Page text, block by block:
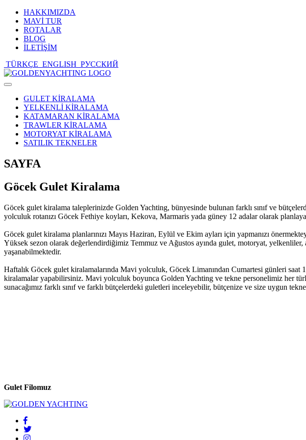
HAKKIMIZDA
MAVİ TUR
ROTALAR
BLOG
İLETİŞİM
TÜRKÇE ENGLISH РУССКИЙ
Toggle
navigationGULET KİRALAMA
YELKENLİ KİRALAMA
KATAMARAN KİRALAMA
TRAWLER KİRALAMA
MOTORYAT KİRALAMA
SATILIK TEKNELER
SAYFA
Göcek Gulet Kiralama
Göcek gulet kiralama taleplerinizde Golden Yachting, bünyesinde bulunan farklı sınıf ve
yolculuk rotanızı Göcek Fethiye koyları, Kekova, Marmaris yada güney 12 adalar olarak
Göcek gulet kiralama planlarınızı Mayıs Haziran, Eylül ve Ekim ayları için yapmanızı
Yüksek sezon olarak değerlendirdiğimiz Temmuz ve Ağustos ayında gulet, motoryat,
yaşanabilmektedir.
Haftalık Göcek gulet kiralamalarında Mavi yolculuk, Göcek Limanından Cumartesi günleri
kiralamalar yapabilirsiniz. Mavi yolculuk boyunca Golden Yachting ve tekne personelimiz her
sunacağımız farklı sınıf ve farklı bütçelerdeki guletleri inceleyebilir, bütçenize ve size uygun
Gulet Filomuz